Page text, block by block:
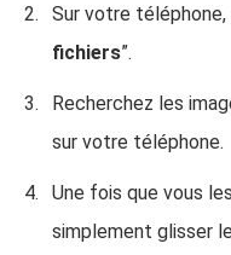
Sur votre
fichiers”.
Recherchez les
sur votre téléphone.
Une fois que vous
simplement glisser